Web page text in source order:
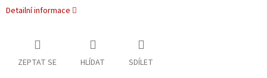
Detailní informace
ZEPTAT SE HLÍDAT SDÍLET